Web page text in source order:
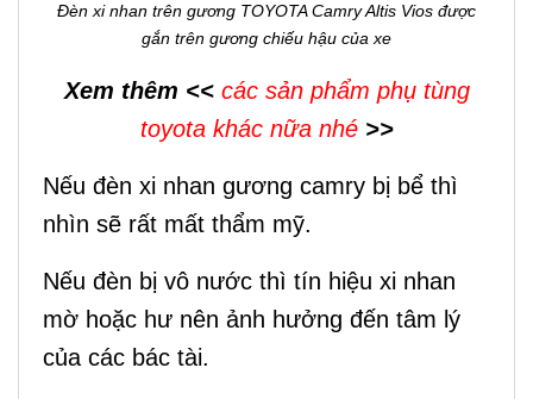
Đèn xi nhan trên gương TOYOTA Camry Altis Vios được
gắn trên gương chiếu hậu của xe
Xem thêm << các sản phẩm phụ tùng
toyota khác nữa nhé >>
Nếu đèn xi nhan gương camry bị bể thì
nhìn sẽ rất mất thẩm mỹ.
Nếu đèn bị vô nước thì tín hiệu xi nhan
mờ hoặc hư nên ảnh hưởng đến tâm lý
của các bác tài.